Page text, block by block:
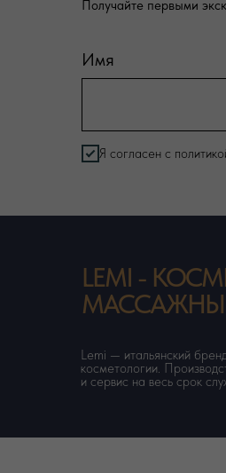
Получайте первыми
Имя
Я согласен с
Lemi — итальянский
косметологии.
и сервис на весь срок
LEMI -